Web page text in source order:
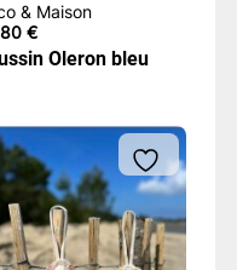
& Maison
€
Oleron bleu